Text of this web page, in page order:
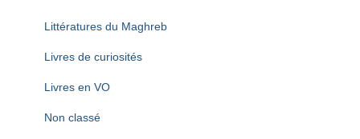
Littératures du Maghreb
Livres de curiosités
Livres en VO
Non classé